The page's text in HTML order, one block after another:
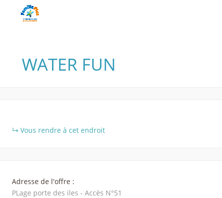
WATER FUN
Vous rendre à cet endroit
Adresse de l'offre :
PLage porte des iles - Accès N°51